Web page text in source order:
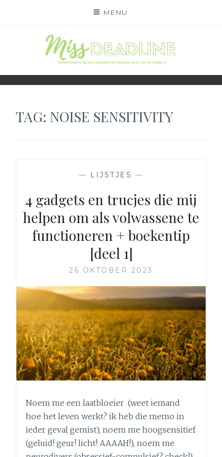
MENU
MISS DEADLINE
ONDERWEG NAAR LIEFDE, LEF EN LEVENSLUST
TAG: NOISE SENSITIVITY
— LIJSTJES —
4 gadgets en trucjes die mij
helpen om als volwassene te
functioneren + boekentip
[deel 1]
26 OKTOBER 2023
Noem me een laatbloeier (weet iemand
hoe het leven werkt? ik heb die memo in
ieder geval gemist), noem me hoogsensitief
(geluid! geur! licht! AAAAH!), noem me